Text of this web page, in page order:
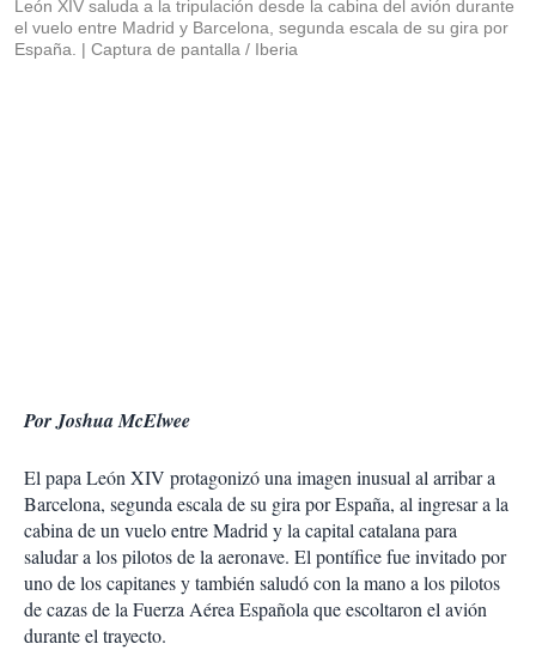
León XIV saluda a la tripulación desde la cabina del avión durante
el vuelo entre Madrid y Barcelona, segunda escala de su gira por
España.
Captura de pantalla / Iberia
Por Joshua McElwee
El papa León XIV protagonizó una imagen inusual al arribar a
Barcelona, segunda escala de su gira por España, al ingresar a la
cabina de un vuelo entre Madrid y la capital catalana para
saludar a los pilotos de la aeronave. El pontífice fue invitado por
uno de los capitanes y también saludó con la mano a los pilotos
de cazas de la Fuerza Aérea Española que escoltaron el avión
durante el trayecto.